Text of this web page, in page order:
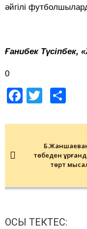
әйгілі
Ғанибек
0
Facebook
Twitter
navigation
төбеден
төрт
ОСЫ ТЕКТЕС: